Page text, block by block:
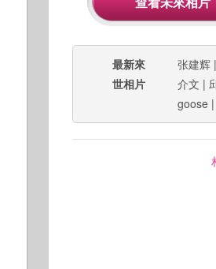
最新來
世相片
张建辉
介文 |
goose